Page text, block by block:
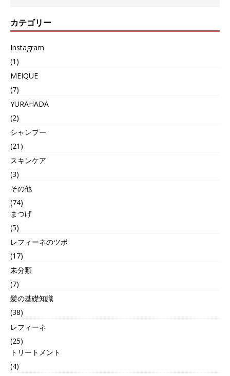
カテゴリー
Instagram
(1)
MEIQUE
(7)
YURAHADA
(2)
シャンプー
(21)
スキンケア
(3)
その他
(74)
まつげ
(5)
レフィーネのツボ
(17)
未分類
(7)
髪の基礎知識
(38)
レフィーネ
(25)
トリートメント
(4)